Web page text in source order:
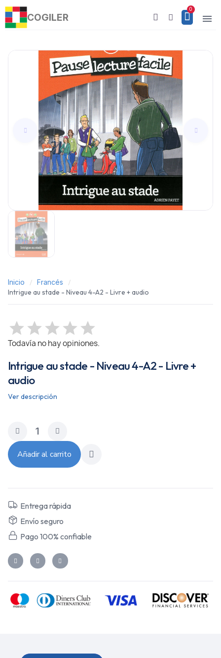
COGILER
Inicio Francés
Intrigue au stade - Niveau 4-A2 - Livre + audio
Todavía no hay opiniones.
Intrigue au stade - Niveau 4-A2 - Livre +
audio
Ver descripción
Añadir al carrito
Entrega rápida
Envío seguro
Pago 100% confiable